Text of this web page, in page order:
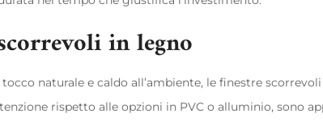
in legno
naturale e caldo all’ambiente, le finestre
rispetto alle opzioni in PVC o alluminio, sono